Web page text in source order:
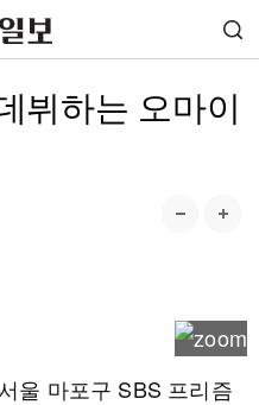
뷔하는 오마이
울 마포구 SBS 프리즘